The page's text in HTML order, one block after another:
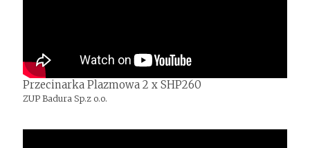
Przecinarka Plazmowa 2 x SHP260
ZUP Badura Sp.z o.o.